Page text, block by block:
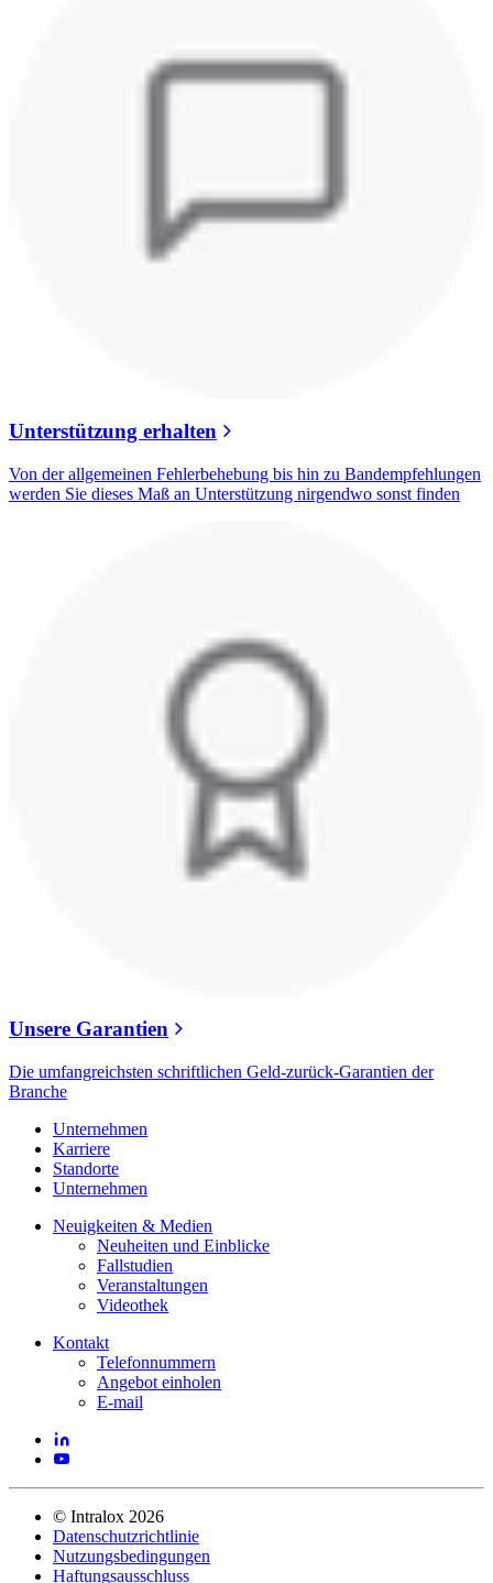
Unterstützung erhalten
Von der allgemeinen Fehlerbehebung bis hin zu Bandempfehlungen
werden Sie dieses Maß an Unterstützung nirgendwo sonst finden
Unsere Garantien
Die umfangreichsten schriftlichen Geld-zurück-Garantien der
Branche
Unternehmen
Karriere
Standorte
Unternehmen
Neuigkeiten & Medien
Neuheiten und Einblicke
Fallstudien
Veranstaltungen
Videothek
Kontakt
Telefonnummern
Angebot einholen
E-mail
© Intralox 2026
Datenschutzrichtlinie
Nutzungsbedingungen
Haftungsausschluss